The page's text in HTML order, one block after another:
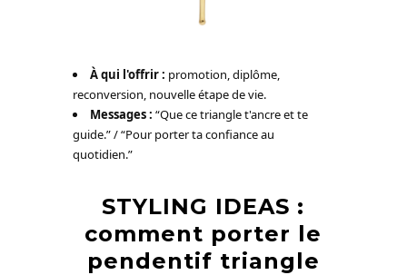
À qui l'offrir : promotion, diplôme,
reconversion, nouvelle étape de vie.
Messages : “Que ce triangle t'ancre et te
guide.” / “Pour porter ta confiance au
quotidien.”
STYLING IDEAS :
comment porter le
pendentif triangle